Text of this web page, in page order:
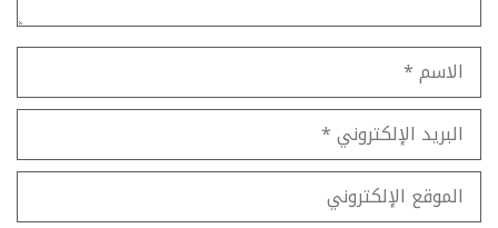
الاسم
البريد
الإلكتروني
الموقع
الإلكتروني